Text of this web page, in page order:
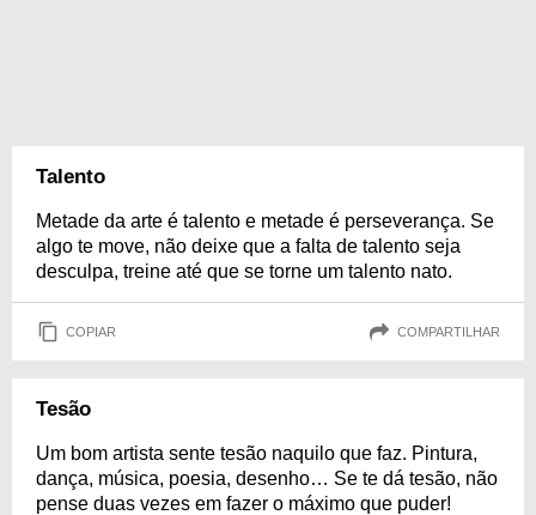
Talento
Metade da arte é talento e metade é perseverança. Se
algo te move, não deixe que a falta de talento seja
desculpa, treine até que se torne um talento nato.
COPIAR COMPARTILHAR
Tesão
Um bom artista sente tesão naquilo que faz. Pintura,
dança, música, poesia, desenho… Se te dá tesão, não
pense duas vezes em fazer o máximo que puder!